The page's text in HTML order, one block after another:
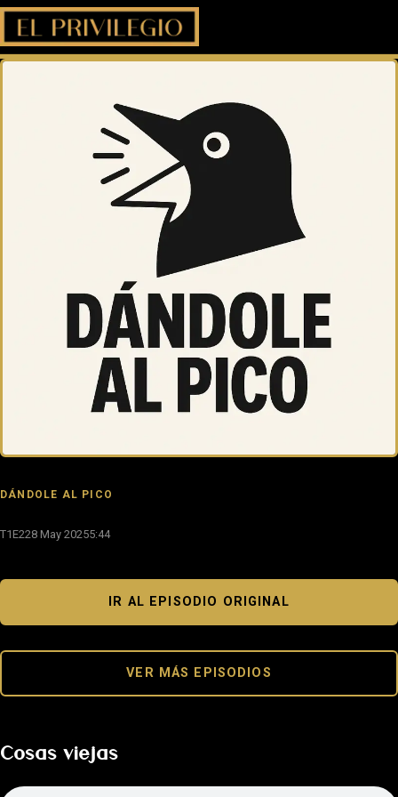
DÁNDOLE AL PICO
T1E228 May 20255:44
IR AL EPISODIO ORIGINAL
VER MÁS EPISODIOS
Cosas viejas